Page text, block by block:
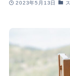
2023年5月13日